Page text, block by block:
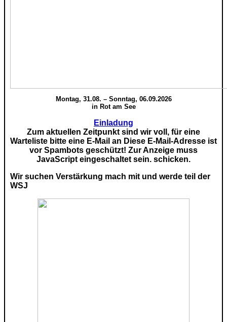
Montag, 31.08. – Sonntag, 06.09.2026
in Rot am See
Einladung
Zum aktuellen Zeitpunkt sind wir voll, für eine
Warteliste bitte eine E-Mail an Diese E-Mail-Adresse ist
vor Spambots geschützt! Zur Anzeige muss
JavaScript eingeschaltet sein. schicken.
Wir suchen Verstärkung mach mit und werde teil der
WSJ